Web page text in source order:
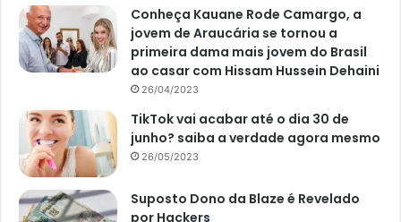
Conheça Kauane Rode Camargo, a
jovem de Araucária se tornou a
primeira dama mais jovem do Brasil
ao casar com Hissam Hussein Dehaini
26/04/2023
TikTok vai acabar até o dia 30 de
junho? saiba a verdade agora mesmo
26/05/2023
Suposto Dono da Blaze é Revelado
por Hackers